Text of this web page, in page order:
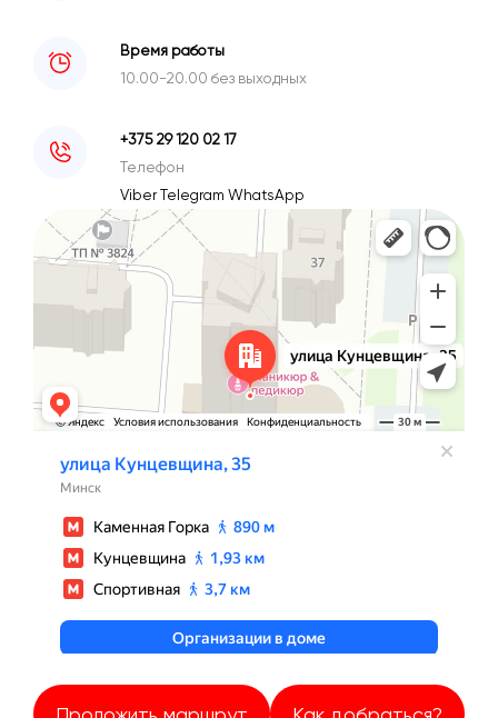
Время работы
10.00-20.00 без выходных
+375 29 120 02 17
Телефон
ViberTelegram WhatsApp
Минск
Улица Кунцевщина, 35 — Яндекс Карты